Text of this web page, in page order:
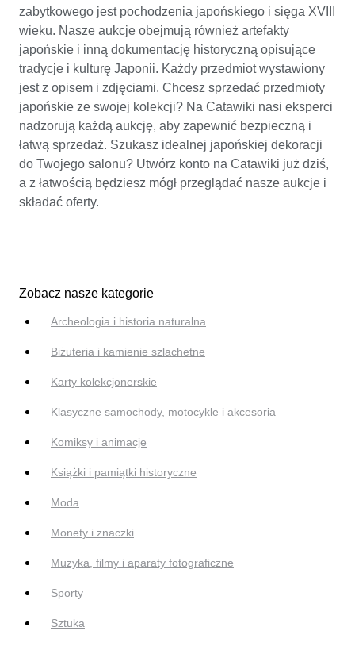
zabytkowego jest pochodzenia japońskiego i sięga XVIII
wieku. Nasze aukcje obejmują również artefakty
japońskie i inną dokumentację historyczną opisujące
tradycje i kulturę Japonii. Każdy przedmiot wystawiony
jest z opisem i zdjęciami. Chcesz sprzedać przedmioty
japońskie ze swojej kolekcji? Na Catawiki nasi eksperci
nadzorują każdą aukcję, aby zapewnić bezpieczną i
łatwą sprzedaż. Szukasz idealnej japońskiej dekoracji
do Twojego salonu? Utwórz konto na Catawiki już dziś,
a z łatwością będziesz mógł przeglądać nasze aukcje i
składać oferty.
Zobacz nasze kategorie
Archeologia i historia naturalna
Biżuteria i kamienie szlachetne
Karty kolekcjonerskie
Klasyczne samochody, motocykle i akcesoria
Komiksy i animacje
Książki i pamiątki historyczne
Moda
Monety i znaczki
Muzyka, filmy i aparaty fotograficzne
Sporty
Sztuka